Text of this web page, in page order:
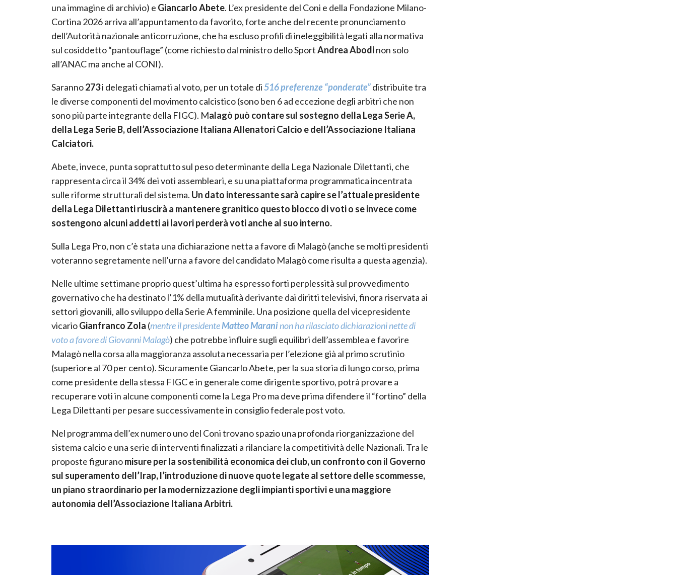
una immagine di archivio) e Giancarlo Abete. L’ex presidente del Coni e della Fondazione Milano-
Cortina 2026 arriva all’appuntamento da favorito, forte anche del recente pronunciamento
dell’Autorità nazionale anticorruzione, che ha escluso profili di ineleggibilità legati alla normativa
sul cosiddetto “pantouflage” (come richiesto dal ministro dello SportAndrea Abodinon solo
all’ANAC ma anche al CONI).
Saranno273i delegati chiamati al voto, per un totale di516 preferenze “ponderate”distribuite tra
le diverse componenti del movimento calcistico (sono ben 6 ad eccezione degli arbitri che non
sono più parte integrante della FIGC). Malagò può contare sul sostegno della Lega Serie A,
della Lega Serie B, dell’Associazione Italiana Allenatori Calcio e dell’Associazione Italiana
Calciatori.
Abete, invece, punta soprattutto sul peso determinante della Lega Nazionale Dilettanti, che
rappresenta circa il 34% dei voti assembleari, e su una piattaforma programmatica incentrata
sulle riforme strutturali del sistema. Un dato interessante sarà capire se l’attuale presidente
della Lega Dilettanti riuscirà a mantenere granitico questo blocco di voti o se invece come
sostengono alcuni addetti ai lavori perderà voti anche al suo interno.
Sulla Lega Pro, non c’è stata una dichiarazione netta a favore di Malagò (anche se molti presidenti
voteranno segretamente nell’urna a favore del candidato Malagò come risulta a questa agenzia).
Nelle ultime settimane proprio quest’ultima ha espresso forti perplessità sul provvedimento
governativo che ha destinato l’1% della mutualità derivante dai diritti televisivi, finora riservata ai
settori giovanili, allo sviluppo della Serie A femminile. Una posizione quella del vicepresidente
vicarioGianfranco Zola (mentre il presidenteMatteo Maraninon ha rilasciato dichiarazioni nette di
voto a favore di Giovanni Malagò) che potrebbe influire sugli equilibri dell’assemblea e favorire
Malagò nella corsa alla maggioranza assoluta necessaria per l’elezione già al primo scrutinio
(superiore al 70 per cento). Sicuramente Giancarlo Abete, per la sua storia di lungo corso, prima
come presidente della stessa FIGC e in generale come dirigente sportivo, potrà provare a
recuperare voti in alcune componenti come la Lega Pro ma deve prima difendere il “fortino” della
Lega Dilettanti per pesare successivamente in consiglio federale post voto.
Nel programma dell’ex numero uno del Coni trovano spazio una profonda riorganizzazione del
sistema calcio e una serie di interventi finalizzati a rilanciare la competitività delle Nazionali. Tra le
proposte figuranomisure per la sostenibilità economica dei club, un confronto con il Governo
sul superamento dell’Irap, l’introduzione di nuove quote legate al settore delle scommesse,
un piano straordinario per la modernizzazione degli impianti sportivi e una maggiore
autonomia dell’Associazione Italiana Arbitri.